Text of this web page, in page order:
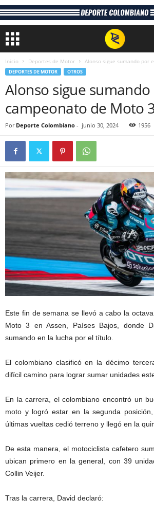
Inicio Deportes de Motor Alonso sigue sumando por
DEPORTES DE MOTOR OTROS
Alonso sigue
campeonato de Moto
Por Deporte Colombiano - junio 30, 2024 1956
Este fin de semana se llevó a cabo la
Moto 3 en Assen, Países Bajos, donde
sumando en la lucha por el título.
El colombiano clasificó en la décimo
difícil camino para lograr sumar unidades
En la carrera, el colombiano encontró un
moto y logró estar en la segunda
últimas vueltas cedió terreno y llegó en la
De esta manera, el motociclista cafetero
ubican primero en la general, con 39
Collin Veijer.
Tras la carrera, David declaró: